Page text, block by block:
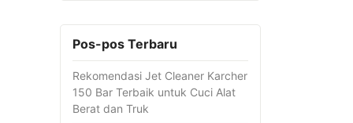
Pos-pos Terbaru
Rekomendasi Jet Cleaner Karcher
150 Bar Terbaik untuk Cuci Alat
Berat dan Truk